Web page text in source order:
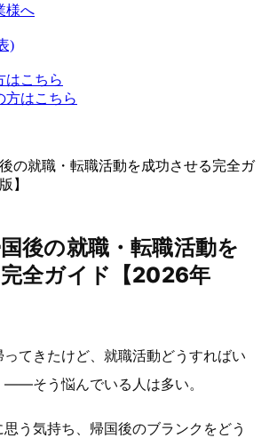
様へ
)
はこちら
方はこちら
の就職・転職活動を成功させる完全ガ
】
後の就職・転職活動を
全ガイド【2026年
ってきたけど、就職活動どうすればい
——そう悩んでいる人は多い。
う気持ち、帰国後のブランクをどう